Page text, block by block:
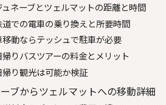
ュネーブとツェルマットの距離と時間
道での電車の乗り換えと所要時間
移動ならテッシュで駐車が必要
帰りバスツアーの料金とメリット
帰り観光は可能か検証
ブからツェルマットへの移動詳細